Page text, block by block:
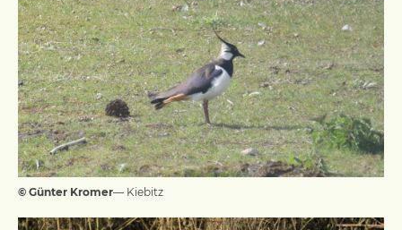
© Günter Kromer— Kiebitz